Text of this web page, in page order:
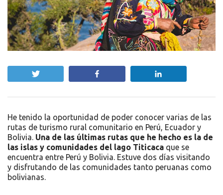
He tenido la oportunidad de poder conocer varias de las
rutas de turismo rural comunitario en Perú, Ecuador y
Bolivia. Una de las últimas rutas que he hecho es la de
las islas y comunidades del lago Titicaca que se
encuentra entre Perú y Bolivia. Estuve dos días visitando
y disfrutando de las comunidades tanto peruanas como
bolivianas.